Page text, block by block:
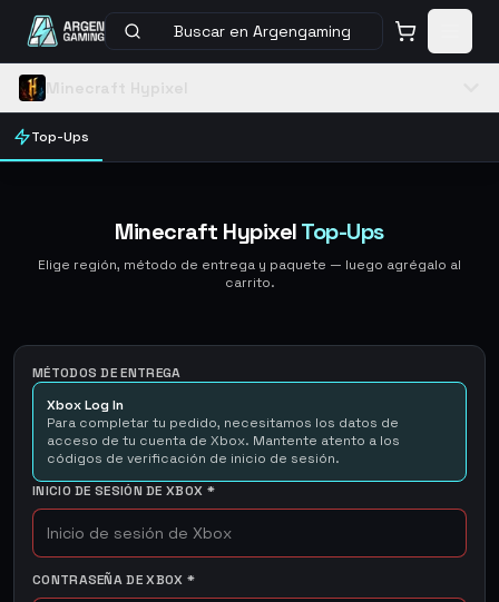
Buscar en Argengaming
Top-Ups
Minecraft HypixelTop-Ups
Elige región, método de entrega y paquete — luego agrégalo al
carrito.
MÉTODOS DE ENTREGA
Xbox Log In
Para completar tu pedido, necesitamos los datos de
acceso de tu cuenta de Xbox. Mantente atento a los
códigos de verificación de inicio de sesión.
INICIO DE SESIÓN DE XBOX *
CONTRASEÑA DE XBOX *